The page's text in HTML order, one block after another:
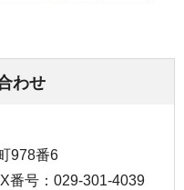
わせ
978番6
番号：029-301-4039